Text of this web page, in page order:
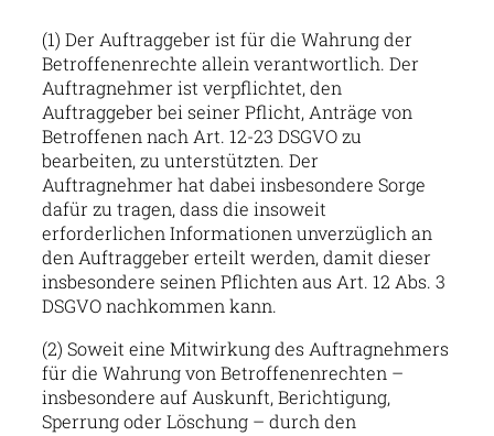
(1) Der Auftraggeber ist für die Wahrung der
Betroffenenrechte allein verantwortlich. Der
Auftragnehmer ist verpflichtet, den
Auftraggeber bei seiner Pflicht, Anträge von
Betroffenen nach Art. 12-23 DSGVO zu
bearbeiten, zu unterstützten. Der
Auftragnehmer hat dabei insbesondere Sorge
dafür zu tragen, dass die insoweit
erforderlichen Informationen unverzüglich an
den Auftraggeber erteilt werden, damit dieser
insbesondere seinen Pflichten aus Art. 12 Abs. 3
DSGVO nachkommen kann.
(2) Soweit eine Mitwirkung des Auftragnehmers
für die Wahrung von Betroffenenrechten –
insbesondere auf Auskunft, Berichtigung,
Sperrung oder Löschung – durch den